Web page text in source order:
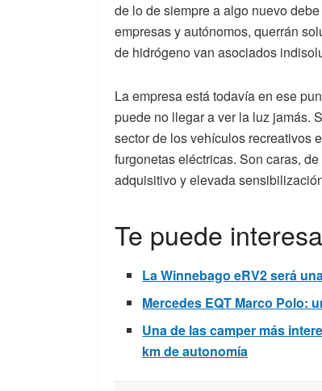
de lo de siempre a algo nuevo
empresas y autónomos, querrán
de hidrógeno van asociados
La empresa está todavía en ese
puede no llegar a ver la luz jamás.
sector de los vehículos recreativos
furgonetas eléctricas. Son caras,
adquisitivo y elevada
Te puede
La Winnebago eRV2 será
Mercedes EQT Marco Polo:
Una de las camper más
km de autonomía